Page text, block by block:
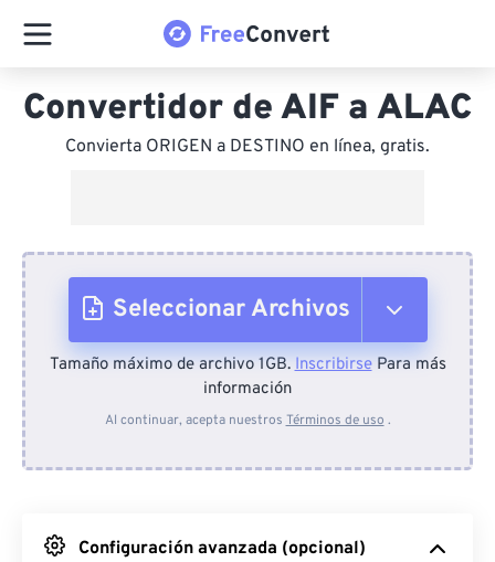
Convertidor de AIF a ALAC
Convierta ORIGEN a DESTINO en línea, gratis.
Seleccionar Archivos
Desde el dispositivo
Desde Google Drive
Tamaño máximo de archivo 1GB.InscribirsePara más
información
Al continuar, acepta nuestros Términos de uso .
Configuración avanzada (opcional)